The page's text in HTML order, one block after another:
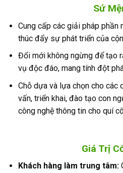
Sứ
Cung cấp các giải pháp phần
thúc đẩy sự phát triển của
Đổi mới không ngừng để tạo
vụ độc đáo, mang tính đột
Chỗ dựa và lựa chọn cho các
vấn, triển khai, đào tạo con
công nghệ thông tin cho quí
Giá Trị
Khách hàng làm trung tâm: